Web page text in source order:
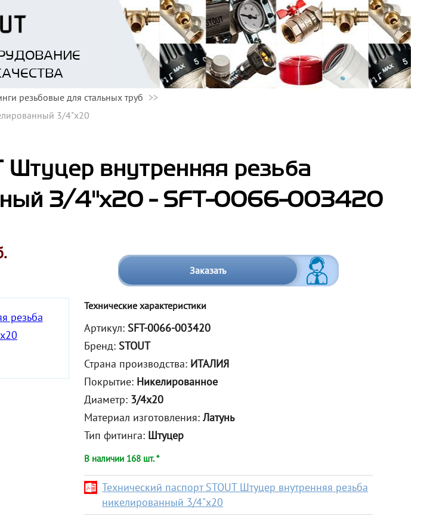
резьбовые для стальных труб
3/4"x20
Штуцер внутренняя резьба
3/4"x20 - SFT-0066-003420
Заказать
Технические характеристики
Артикул: SFT-0066-003420
Бренд: STOUT
Страна производства: ИТАЛИЯ
Покрытие: Никелированное
Диаметр: 3/4x20
Материал изготовления:Латунь
Тип фитинга: Штуцер
В наличии 168 шт. *
Технический паспорт STOUT Штуцер внутренняя резьба
никелированный 3/4"x20